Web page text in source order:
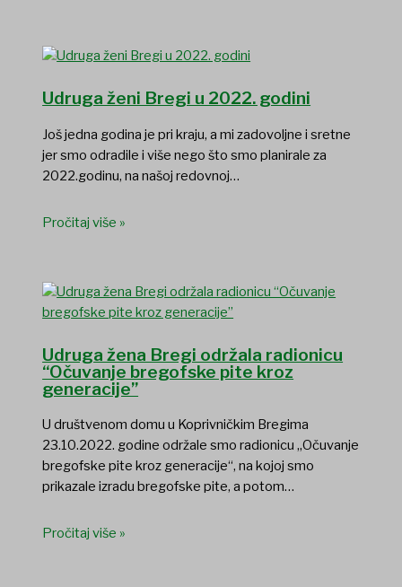
Udruga ženi Bregi u 2022. godini
Još jedna godina je pri kraju, a mi zadovoljne i sretne
jer smo odradile i više nego što smo planirale za
2022.godinu, na našoj redovnoj…
Pročitaj više »
Udruga žena Bregi održala radionicu
“Očuvanje bregofske pite kroz
generacije”
U društvenom domu u Koprivničkim Bregima
23.10.2022. godine održale smo radionicu „Očuvanje
bregofske pite kroz generacije“, na kojoj smo
prikazale izradu bregofske pite, a potom…
Pročitaj više »